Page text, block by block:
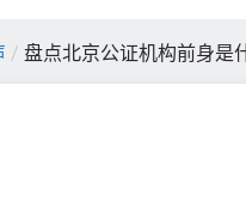
/ 盘点北京公证机构前身是